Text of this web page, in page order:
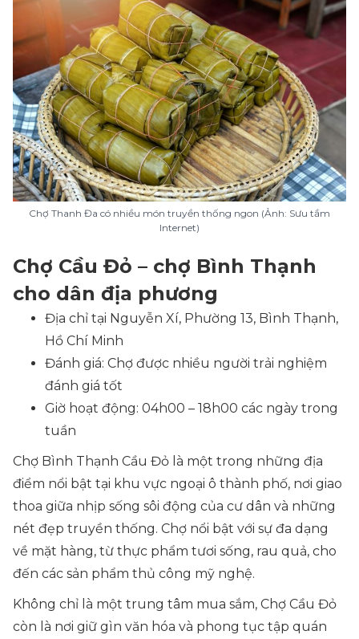
Chợ Thanh Đa có nhiều món truyền thống ngon (Ảnh: Sưu tầm
Internet)
Chợ Cầu Đỏ – chợ Bình Thạnh
cho dân địa phương
Địa chỉ tại Nguyễn Xí, Phường 13, Bình Thạnh,
Hồ Chí Minh
Đánh giá: Chợ được nhiều người trải nghiệm
đánh giá tốt
Giờ hoạt động: 04h00 – 18h00 các ngày trong
tuần
Chợ Bình Thạnh Cầu Đỏ là một trong những địa
điểm nổi bật tại khu vực ngoại ô thành phố, nơi giao
thoa giữa nhịp sống sôi động của cư dân và những
nét đẹp truyền thống. Chợ nổi bật với sự đa dạng
về mặt hàng, từ thực phẩm tươi sống, rau quả, cho
đến các sản phẩm thủ công mỹ nghệ.
Không chỉ là một trung tâm mua sắm, Chợ Cầu Đỏ
còn là nơi giữ gìn văn hóa và phong tục tập quán